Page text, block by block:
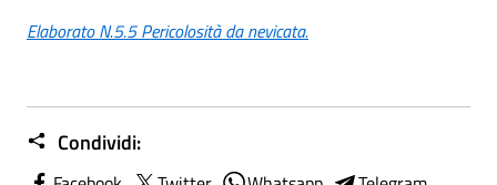
Elaborato N.5.5 Pericolosità da nevicata.
Condividi: